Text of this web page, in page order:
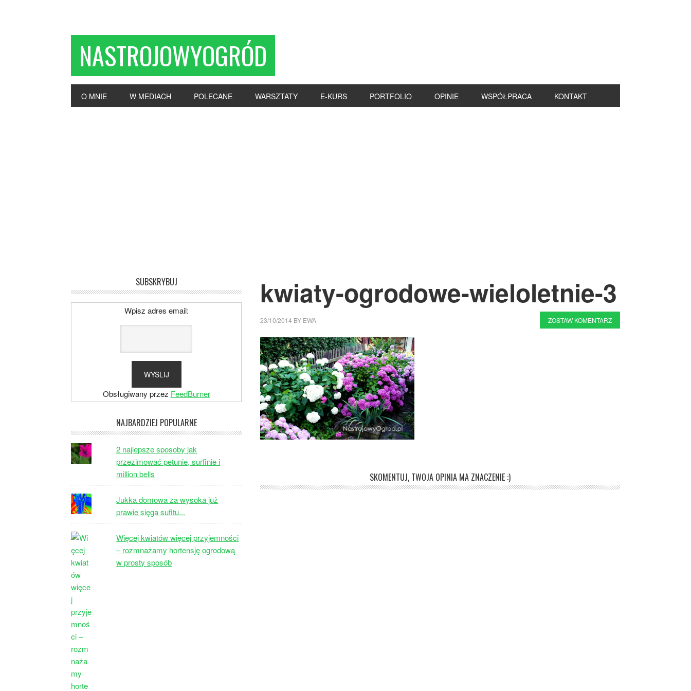
NASTROJOWYOGRÓD
O MNIE W MEDIACH POLECANE WARSZTATY E-KURS PORTFOLIO OPINIE WSPÓŁPRACA KONTAKT
kwiaty-ogrodowe-wieloletnie-3
23/10/2014 BY EWA ZOSTAW KOMENTARZ
SKOMENTUJ, TWOJA OPINIA MA ZNACZENIE :)
SUBSKRYBUJ
Wpisz adres email:
Obsługiwany przez FeedBurner
NAJBARDZIEJ POPULARNE
2 najlepsze sposoby jak
przezimować petunie, surfinie i
million bells
Jukka domowa za wysoka już
prawie sięga sufitu...
Więcej kwiatów więcej przyjemności
– rozmnażamy hortensję ogrodową
w prosty sposób